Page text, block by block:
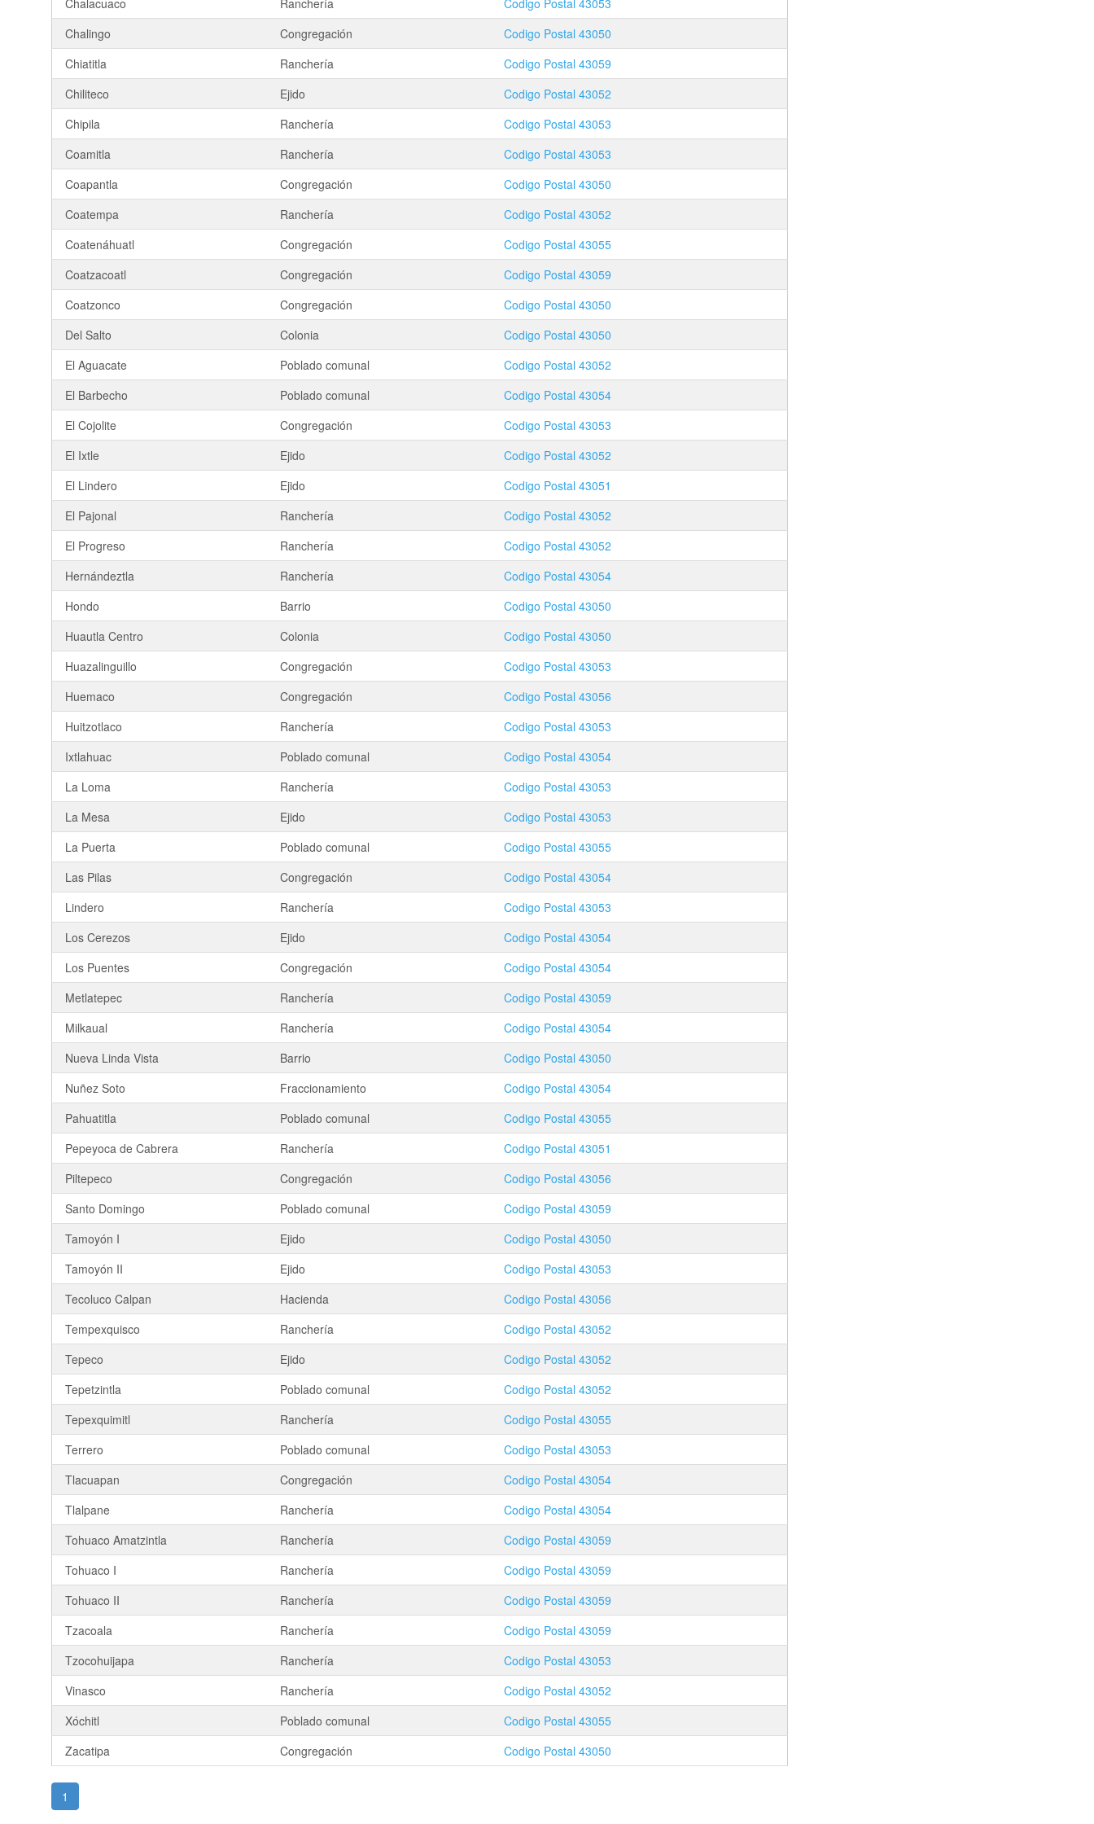
Chalacuaco Ranchería Codigo Postal 43053
Chalingo
Congregación Codigo Postal 43050
Chiatitla
Ranchería Codigo Postal 43059
Chiliteco
Ejido Codigo Postal 43052
Chipila
Ranchería Codigo Postal 43053
Coamitla
Ranchería Codigo Postal 43053
Coapantla
Congregación Codigo Postal 43050
Coatempa
Ranchería Codigo Postal 43052
Coatenáhuatl
Congregación Codigo Postal 43055
Coatzacoatl
Congregación Codigo Postal 43059
Coatzonco
Congregación Codigo Postal 43050
Del Salto
Colonia Codigo Postal 43050
El Aguacate
Poblado comunal Codigo Postal 43052
El Barbecho
Poblado comunal Codigo Postal 43054
El Cojolite
Congregación Codigo Postal 43053
El Ixtle
Ejido Codigo Postal 43052
El Lindero
Ejido Codigo Postal 43051
El Pajonal
Ranchería Codigo Postal 43052
El Progreso
Ranchería Codigo Postal 43052
Hernándeztla
Ranchería Codigo Postal 43054
Hondo
Barrio Codigo Postal 43050
Huautla Centro
Colonia Codigo Postal 43050
Huazalinguillo
Congregación Codigo Postal 43053
Huemaco
Congregación Codigo Postal 43056
Huitzotlaco
Ranchería Codigo Postal 43053
Ixtlahuac
Poblado comunal Codigo Postal 43054
La Loma
Ranchería Codigo Postal 43053
La Mesa
Ejido Codigo Postal 43053
La Puerta
Poblado comunal Codigo Postal 43055
Las Pilas
Congregación Codigo Postal 43054
Lindero
Ranchería Codigo Postal 43053
Los Cerezos
Ejido Codigo Postal 43054
Los Puentes
Congregación Codigo Postal 43054
Metlatepec
Ranchería Codigo Postal 43059
Milkaual
Ranchería Codigo Postal 43054
Nueva Linda Vista
Barrio Codigo Postal 43050
Nuñez Soto
Fraccionamiento Codigo Postal 43054
Pahuatitla
Poblado comunal Codigo Postal 43055
Pepeyoca de Cabrera
Ranchería Codigo Postal 43051
Piltepeco
Congregación Codigo Postal 43056
Santo Domingo
Poblado comunal Codigo Postal 43059
Tamoyón I
Ejido Codigo Postal 43050
Tamoyón II
Ejido Codigo Postal 43053
Tecoluco Calpan
Hacienda Codigo Postal 43056
Tempexquisco
Ranchería Codigo Postal 43052
Tepeco
Ejido Codigo Postal 43052
Tepetzintla
Poblado comunal Codigo Postal 43052
Tepexquimitl
Ranchería Codigo Postal 43055
Terrero
Poblado comunal Codigo Postal 43053
Tlacuapan
Congregación Codigo Postal 43054
Tlalpane
Ranchería Codigo Postal 43054
Tohuaco Amatzintla
Ranchería Codigo Postal 43059
Tohuaco I
Ranchería Codigo Postal 43059
Tohuaco II
Ranchería Codigo Postal 43059
Tzacoala
Ranchería Codigo Postal 43059
Tzocohuijapa
Ranchería Codigo Postal 43053
Vinasco
Ranchería Codigo Postal 43052
Xóchitl
Poblado comunal Codigo Postal 43055
Zacatipa
Congregación Codigo Postal 43050
1